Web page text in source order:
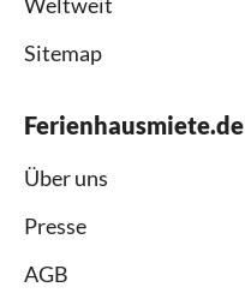
Sitemap
Ferienhausmiete.de
Über uns
Presse
AGB